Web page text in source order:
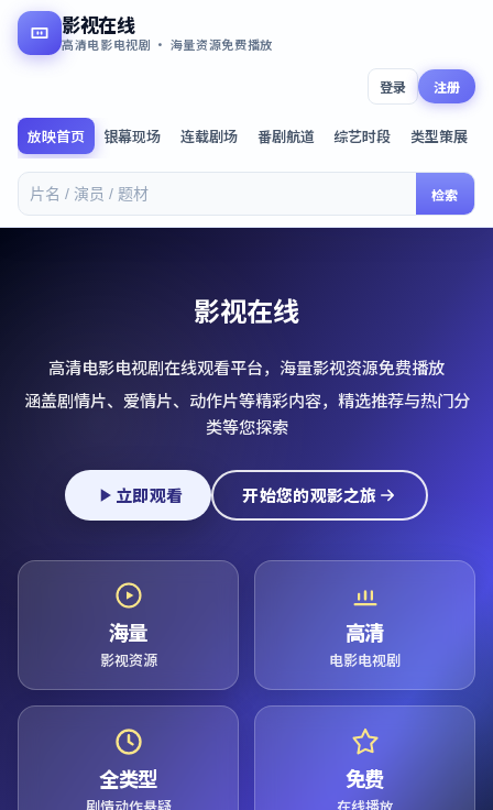
影视在线
高清电影电视剧 · 海量资源免费播放
放映首页 银幕现场 连载剧场 番剧航道 综艺时段 类型策展
检索
登录 注册
影视在线
高清电影电视剧在线观看平台，海量影视资源免费播放
涵盖剧情片、爱情片、动作片等精彩内容，精选推荐与热门分
类等您探索
立即观看 开始您的观影之旅
海量
影视资源
高清
电影电视剧
全类型
剧情动作悬疑
免费
在线播放